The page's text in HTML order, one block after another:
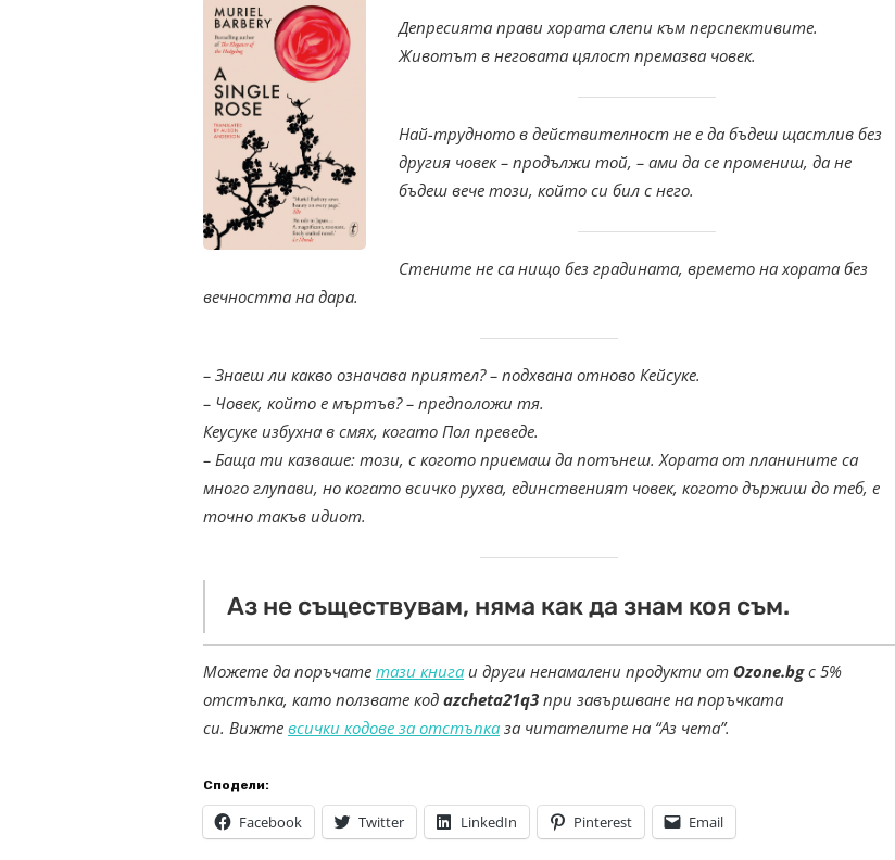
Депресията прави хората слепи към перспективите.
Животът в неговата цялост премазва човек.
Най-трудното в действителност не е да бъдеш щастлив без
другия човек – продължи той, – ами да се промениш, да не
бъдеш вече този, който си бил с него.
Стените не са нищо без градината, времето на хората без
вечността на дара.
– Знаеш ли какво означава приятел? – подхвана отново Кейсуке.
– Човек, който е мъртъв? – предположи тя.
Кеусуке избухна в смях, когато Пол преведе.
– Баща ти казваше: този, с когото приемаш да потънеш. Хората от планините са
много глупави, но когато всичко рухва, единственият човек, когото държиш до теб, е
точно такъв идиот.
Аз не съществувам, няма как да знам коя съм.
Можете да поръчате тази книга и други ненамалени продукти от Ozone.bgс 5%
отстъпка, като ползвате код azcheta21q3 при завършване на поръчката
си. Вижте всички кодове за отстъпка за читателите на “Аз чета”.
Сподели:
Facebook Twitter LinkedIn Pinterest Email